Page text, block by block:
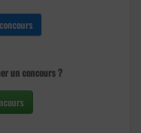
un concours ?